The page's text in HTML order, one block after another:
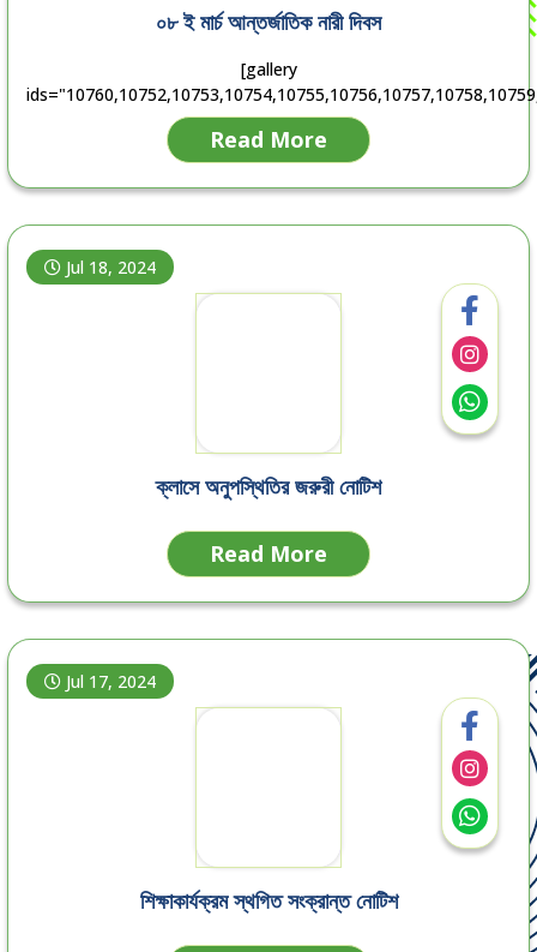
০৮ ই মার্চ আন্তর্জাতিক নারী দিবস
[gallery
Read More
Jul 18, 2024
ক্লাসে অনুপস্থিতির জরুরী নোটিশ
Read More
Jul 17, 2024
শিক্ষাকার্যক্রম স্থগিত সংক্রান্ত নোটিশ